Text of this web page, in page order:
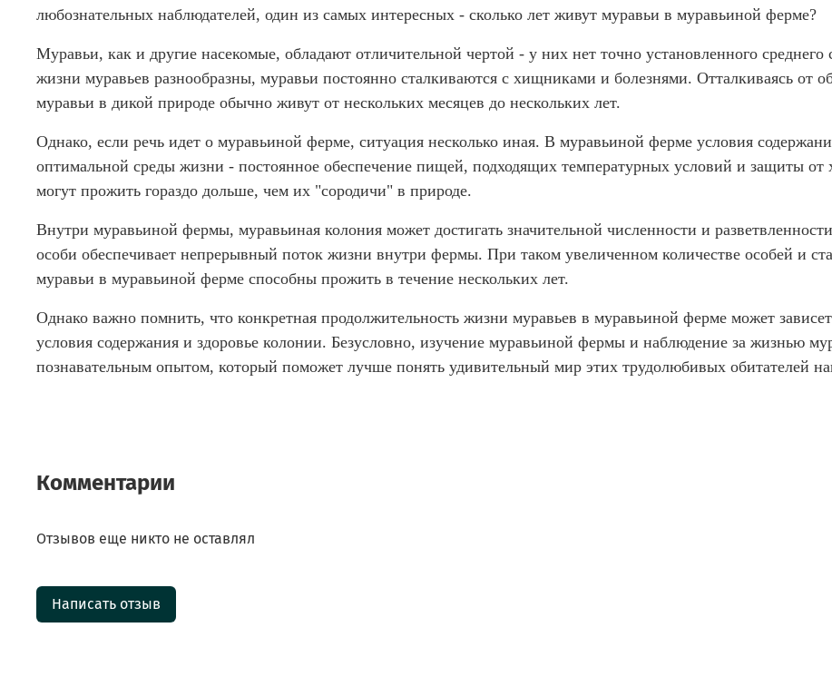
любознательных наблюдателей, один из самых интересных - сколько лет живут муравьи в муравьиной ферме?
Муравьи, как и другие насекомые, обладают отличительной чертой - у них нет точно установленного
жизни муравьев разнообразны, муравьи постоянно сталкиваются с хищниками и болезнями. Отталкиваясь
муравьи в дикой природе обычно живут от нескольких месяцев до нескольких лет.
Однако, если речь идет о муравьиной ферме, ситуация несколько иная. В муравьиной ферме условия
оптимальной среды жизни - постоянное обеспечение пищей, подходящих температурных условий и защиты
могут прожить гораздо дольше, чем их "сородичи" в природе.
Внутри муравьиной фермы, муравьиная колония может достигать значительной численности и
особи обеспечивает непрерывный поток жизни внутри фермы. При таком увеличенном количестве особей и
муравьи в муравьиной ферме способны прожить в течение нескольких лет.
Однако важно помнить, что конкретная продолжительность жизни муравьев в муравьиной ферме может
условия содержания и здоровье колонии. Безусловно, изучение муравьиной фермы и наблюдение за жизнью
познавательным опытом, который поможет лучше понять удивительный мир этих трудолюбивых обитателей
Комментарии
Отзывов еще никто не оставлял
Написать отзыв